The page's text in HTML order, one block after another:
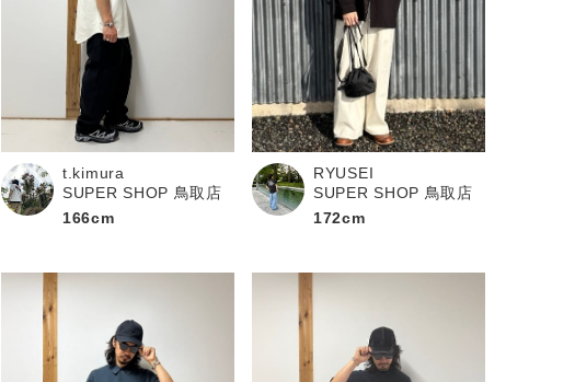
BINGOYA
無料公式アプリダウンロード
t.kimura
SUPER SHOP 鳥取店
166cm
RYUSEI
SUPER SHOP 鳥取店
172cm